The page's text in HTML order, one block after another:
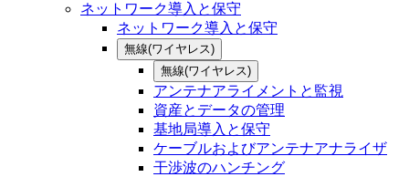
ネットワーク導入と保守
ネットワーク導入と保守
無線(ワイヤレス)
無線(ワイヤレス)
アンテナアライメントと監視
資産とデータの管理
基地局導入と保守
ケーブルおよびアンテナアナライザ
干渉波のハンチング